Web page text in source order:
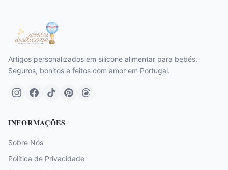
Artigos personalizados em silicone alimentar para bebés.
Seguros, bonitos e feitos com amor em Portugal.
INFORMAÇÕES
Sobre Nós
Política de Privacidade